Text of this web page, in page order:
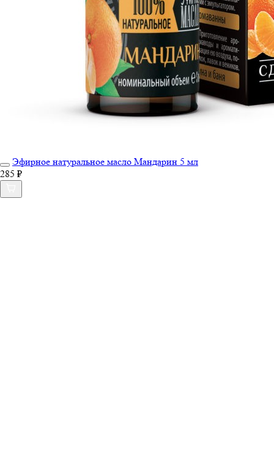
Эфирное натуральное масло Мандарин 5 мл
285 ₽